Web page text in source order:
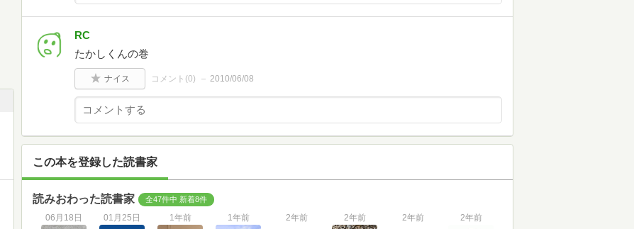
RC
たかしくんの巻
ナイス コメント(0) 2010/06/08
この本を登録した読書家
読みおわった読書家 全47件中 新着8件
06月18日 01月25日 1年前 1年前 2年前 2年前 2年前 2年前